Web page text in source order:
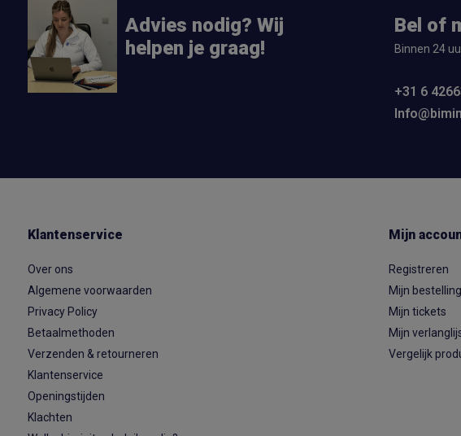
Advies nodig? Wij
helpen je graag!
Bel of
Binnen 24
+31 6
Klantenservice
Over ons
Algemene voorwaarden
Privacy Policy
Betaalmethoden
Verzenden & retourneren
Klantenservice
Openingstijden
Klachten
Mijn
Registreren
Mijn
Mijn tickets
Mijn
Vergelijk